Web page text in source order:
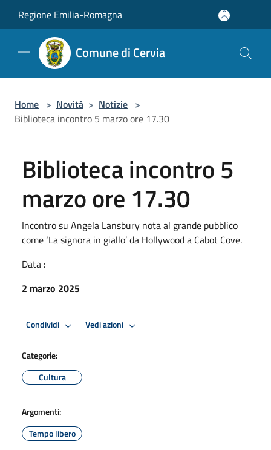
Regione Emilia-Romagna
Comune di Cervia
Home > Novità > Notizie >
Biblioteca incontro 5 marzo ore 17.30
Biblioteca incontro 5
marzo ore 17.30
Incontro su Angela Lansbury nota al grande pubblico
come ‘La signora in giallo’ da Hollywood a Cabot Cove.
Data :
2 marzo 2025
Condividi Vedi azioni
Categorie:
Cultura
Argomenti:
Tempo libero